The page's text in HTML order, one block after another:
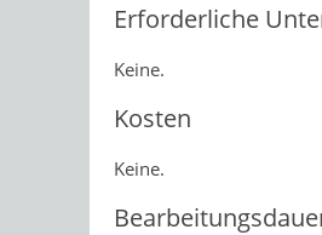
Erforderliche
Keine.
Kosten
Keine.